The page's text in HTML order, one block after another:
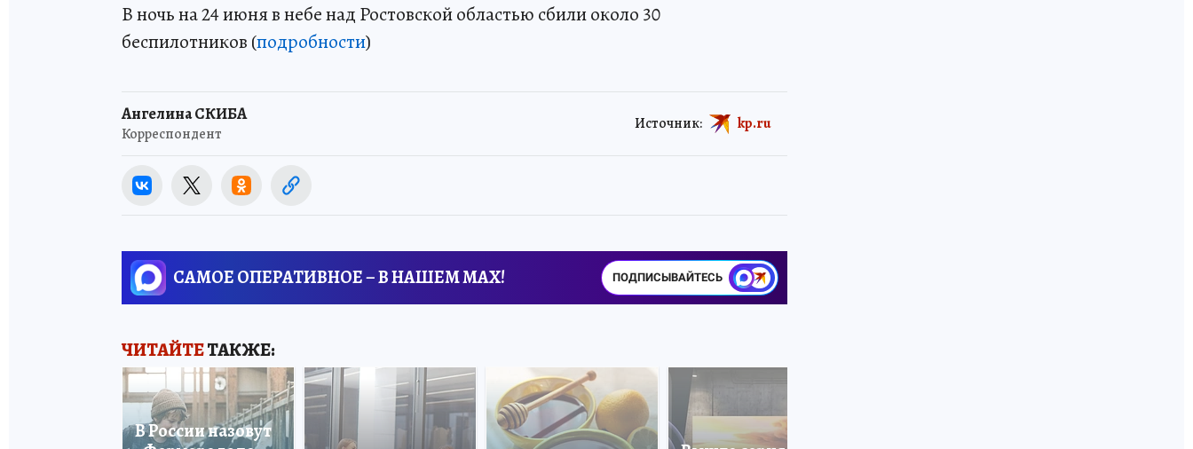
В ночь на 24 июня в небе над Ростовской областью сбили около 30
беспилотников (подробности)
Ангелина СКИБА
Корреспондент
Источник: kp.ru
САМОЕ ОПЕРАТИВНОЕ – В НАШЕМ MAX! ПОДПИСЫВАЙТЕСЬ
ЧИТАЙТЕТАКЖЕ:
В России назовут